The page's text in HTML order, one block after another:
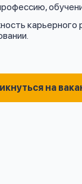
карьерного
на